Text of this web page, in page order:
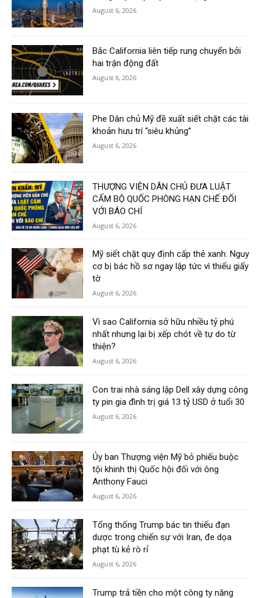
August 6, 2026
Bắc California liên tiếp rung chuyển bởi
hai trận động đất
August 6, 2026
Phe Dân chủ Mỹ đề xuất siết chặt các tài
khoản hưu trí “siêu khủng”
August 6, 2026
THƯỢNG VIỆN DÂN CHỦ ĐƯA LUẬT
CẤM BỘ QUỐC PHÒNG HẠN CHẾ ĐỐI
VỚI BÁO CHÍ
August 6, 2026
Mỹ siết chặt quy định cấp thẻ xanh: Nguy
cơ bị bác hồ sơ ngay lập tức vì thiếu giấy
tờ
August 6, 2026
Vì sao California sở hữu nhiều tỷ phú
nhất nhưng lại bị xếp chót về tự do từ
thiện?
August 6, 2026
Con trai nhà sáng lập Dell xây dựng công
ty pin gia đình trị giá 13 tỷ USD ở tuổi 30
August 6, 2026
Ủy ban Thượng viện Mỹ bỏ phiếu buộc
tội khinh thị Quốc hội đối với ông
Anthony Fauci
August 6, 2026
Tổng thống Trump bác tin thiếu đạn
dược trong chiến sự với Iran, đe dọa
phạt tù kẻ rò rỉ
August 6, 2026
Trump trả tiền cho một công ty năng